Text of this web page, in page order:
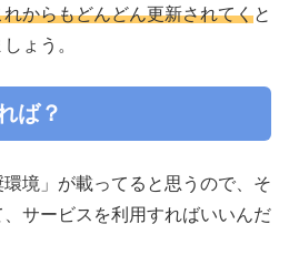
からもどんどん更新されてくと
ょう。
ば？
境」が載ってると思うので、そ
サービスを利用すればいいんだ